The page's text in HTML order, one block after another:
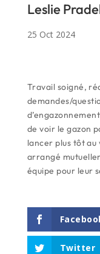
Leslie
25 Oct 2024
Travail soigné,
demandes/
de voir le gazon
lancer plus tôt au
arrangé
équipe pour leur
Twitter